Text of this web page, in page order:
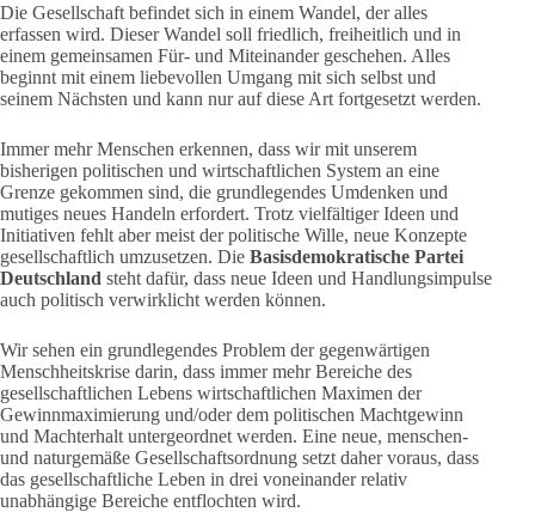
Die Gesellschaft befindet sich in einem Wandel, der alles
erfassen wird. Dieser Wandel soll friedlich, freiheitlich und in
einem gemeinsamen Für- und Miteinander geschehen. Alles
beginnt mit einem liebevollen Umgang mit sich selbst und
seinem Nächsten und kann nur auf diese Art fortgesetzt werden.
Immer mehr Menschen erkennen, dass wir mit unserem
bisherigen politischen und wirtschaftlichen System an eine
Grenze gekommen sind, die grundlegendes Umdenken und
mutiges neues Handeln erfordert. Trotz vielfältiger Ideen und
Initiativen fehlt aber meist der politische Wille, neue Konzepte
gesellschaftlich umzusetzen. Die Basisdemokratische Partei
Deutschland steht dafür, dass neue Ideen und Handlungsimpulse
auch politisch verwirklicht werden können.
Wir sehen ein grundlegendes Problem der gegenwärtigen
Menschheitskrise darin, dass immer mehr Bereiche des
gesellschaftlichen Lebens wirtschaftlichen Maximen der
Gewinnmaximierung und/oder dem politischen Machtgewinn
und Machterhalt untergeordnet werden. Eine neue, menschen-
und naturgemäße Gesellschaftsordnung setzt daher voraus, dass
das gesellschaftliche Leben in drei voneinander relativ
unabhängige Bereiche entflochten wird.